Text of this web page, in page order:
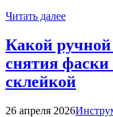
Читать далее
Какой
снятия
склейкой
26 апреля 2026